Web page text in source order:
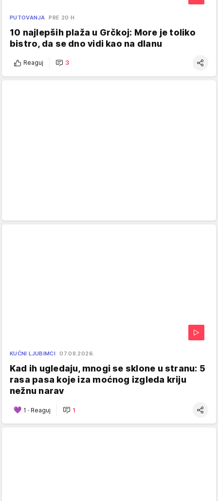
PUTOVANJA PRE 20 H
10 najlepših plaža u Grčkoj: More je toliko
bistro, da se dno vidi kao na dlanu
Reaguj 3
KUĆNI LJUBIMCI 07.08.2026.
Kad ih ugledaju, mnogi se sklone u stranu: 5
rasa pasa koje iza moćnog izgleda kriju
nežnu narav
1 · Reaguj 1